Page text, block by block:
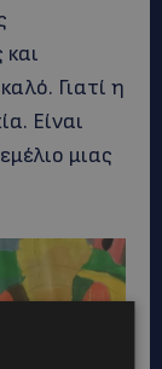
Γιατί η
Είναι
μιας